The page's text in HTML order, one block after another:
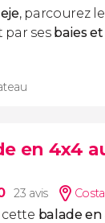
, parcourez
par ses baies
en 4x4
23 avis
cette balade en